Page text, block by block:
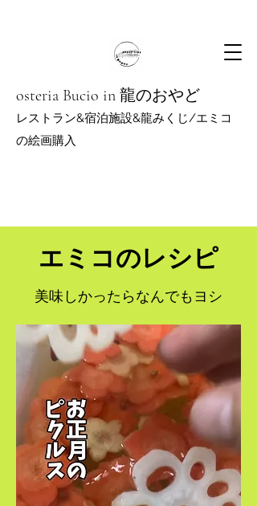
osteria Bucio in 龍のおやど
レストラン&宿泊施設&龍みくじ/エミコ
の絵画購入
エミコのレシピ
​美味しかったらなんでもヨシ